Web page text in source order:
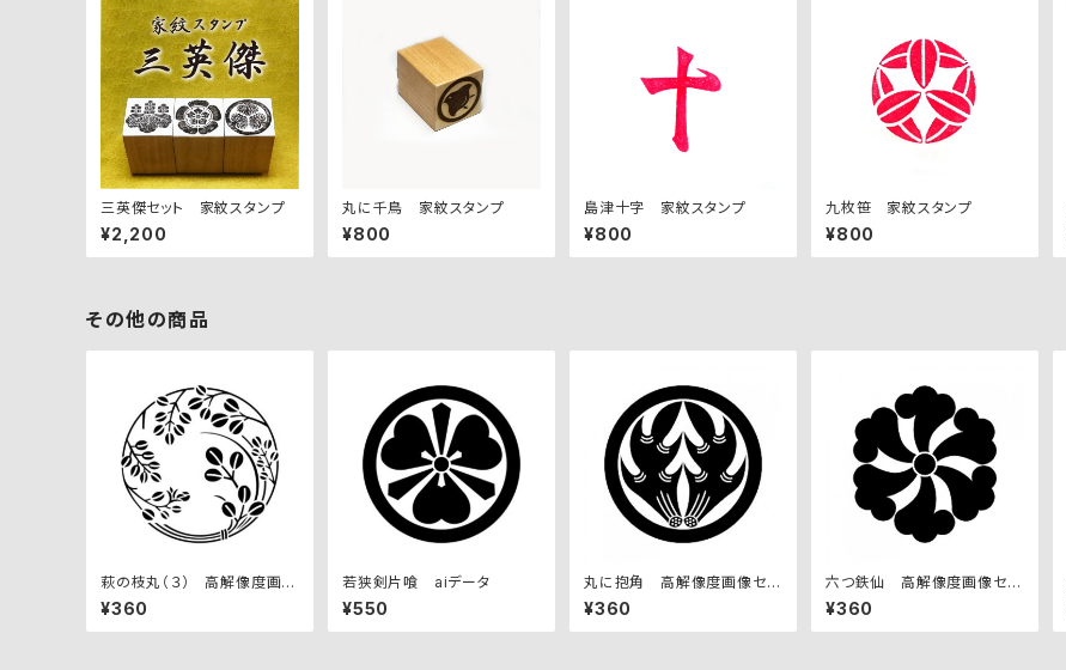
三英傑セット 家紋スタンプ
¥2,200
丸に千鳥 家紋スタンプ
¥800
島津十字 家紋スタンプ
¥800
九枚笹 家紋スタンプ
¥800
その他の商品
萩の枝丸（３） 高解像度画像
セット
¥360
若狭剣片喰 aiデータ
¥550
丸に抱角 高解像度画像セッ
ト
¥360
六つ鉄仙 高解像度画像セッ
ト
¥360